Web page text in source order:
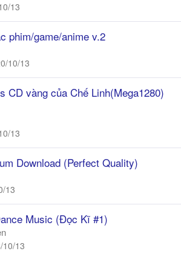
13
phim/game/anime v.2
10/13
CD vàng của Chế Linh(Mega1280)
13
Download (Perfect Quality)
13
Music (Đọc Kĩ #1)
10/13